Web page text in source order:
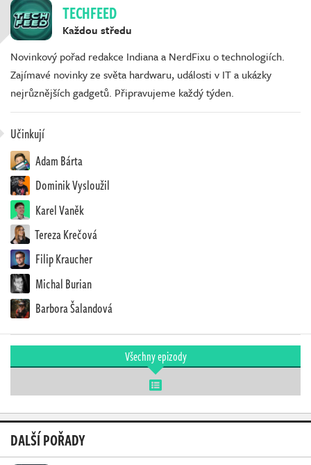
TECHFEED
Každou středu
Novinkový pořad redakce Indiana a NerdFixu o technologiích.
Zajímavé novinky ze světa hardwaru, události v IT a ukázky
nejrůznějších gadgetů. Připravujeme každý týden.
Učinkují
Adam Bárta
Dominik Vysloužil
Karel Vaněk
Tereza Krečová
Filip Kraucher
Michal Burian
Barbora Šalandová
Všechny epizody
DALŠÍ POŘADY